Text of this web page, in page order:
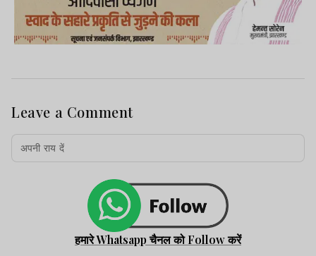
Leave a Comment
हमारे Whatsapp चैनल को Follow करें